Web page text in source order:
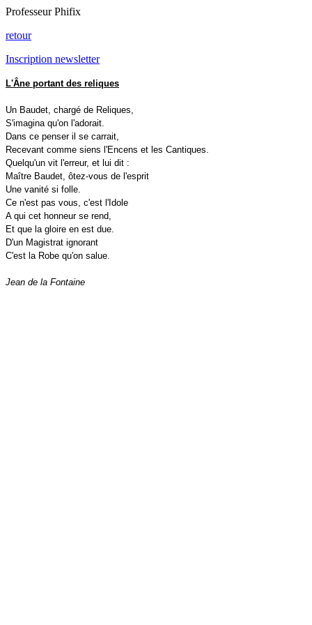
Professeur Phifix
retour
Inscription newsletter
L'Âne portant des reliques
Un Baudet, chargé de Reliques,
S'imagina qu'on l'adorait.
Dans ce penser il se carrait,
Recevant comme siens l'Encens et les Cantiques.
Quelqu'un vit l'erreur, et lui dit :
Maître Baudet, ôtez-vous de l'esprit
Une vanité si folle.
Ce n'est pas vous, c'est l'Idole
A qui cet honneur se rend,
Et que la gloire en est due.
D'un Magistrat ignorant
C'est la Robe qu'on salue.
Jean de la Fontaine